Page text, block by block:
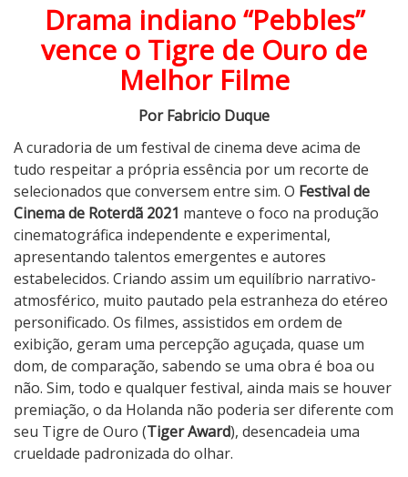
F
e
s
t
i
v
a
l
d
e
R
o
t
e
r
Drama indiano “Pebbles”
vence o Tigre de Ouro de
Melhor Filme
Por Fabricio Duque
A curadoria de um festival de cinema deve acima de
tudo respeitar a própria essência por um recorte de
selecionados que conversem entre sim. O Festival de
Cinema de Roterdã 2021 manteve o foco na produção
cinematográfica independente e experimental,
apresentando talentos emergentes e autores
estabelecidos. Criando assim um equilíbrio narrativo-
atmosférico, muito pautado pela estranheza do etéreo
personificado. Os filmes, assistidos em ordem de
exibição, geram uma percepção aguçada, quase um
dom, de comparação, sabendo se uma obra é boa ou
não. Sim, todo e qualquer festival, ainda mais se houver
premiação, o da Holanda não poderia ser diferente com
seu Tigre de Ouro (Tiger Award), desencadeia uma
crueldade padronizada do olhar.